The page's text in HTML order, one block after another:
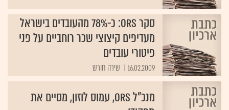
סקר ORS: כ-78% מהעובדים בישראל
מעדיפים קיצוצי שכר רוחביים על פני
פיטורי עובדים
16.02.2009 שירה חורש
מנכ"ל ORS, עמוס לוזון, מסיים את